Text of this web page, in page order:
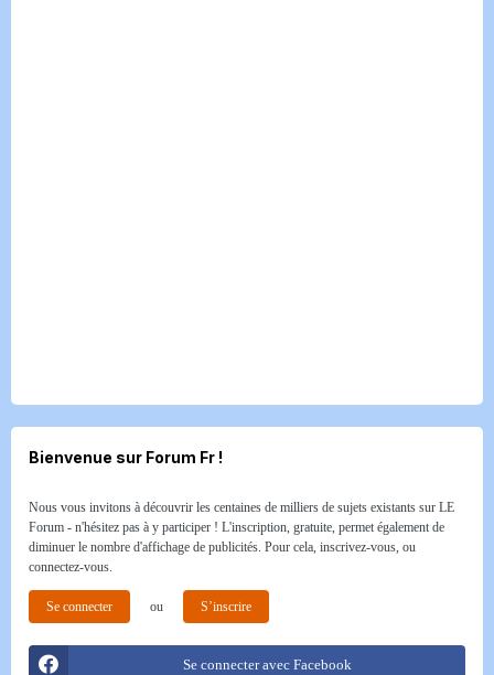
Bienvenue sur Forum Fr !
Nous vous invitons à découvrir les centaines de milliers de sujets existants sur LE
Forum - n'hésitez pas à y participer ! L'inscription, gratuite, permet également de
diminuer le nombre d'affichage de publicités. Pour cela, inscrivez-vous, ou
connectez-vous.
Se connecter ou S’inscrire
Se connecter avec Facebook